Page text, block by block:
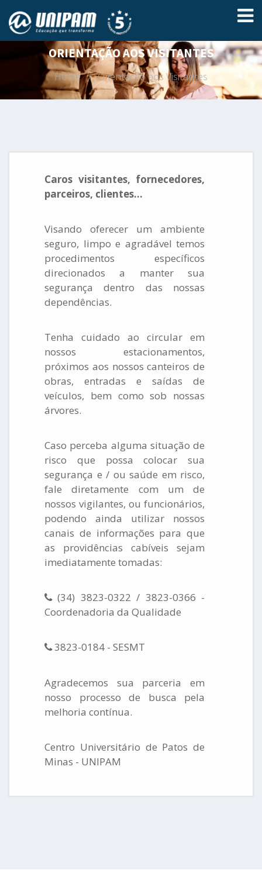
ORIENTAÇÃO AOS VISITANTES
Home Orientação aos Visitantes
Caros visitantes, fornecedores,
parceiros, clientes...
Visando oferecer um ambiente
seguro, limpo e agradável temos
procedimentos específicos
direcionados a manter sua
segurança dentro das nossas
dependências.
Tenha cuidado ao circular em
nossos estacionamentos,
próximos aos nossos canteiros de
obras, entradas e saídas de
veículos, bem como sob nossas
árvores.
Caso perceba alguma situação de
risco que possa colocar sua
segurança e / ou saúde em risco,
fale diretamente com um de
nossos vigilantes, ou funcionários,
podendo ainda utilizar nossos
canais de informações para que
as providências cabíveis sejam
imediatamente tomadas:
(34) 3823-0322 / 3823-0366 -
Coordenadoria da Qualidade
3823-0184 - SESMT
Agradecemos sua parceria em
nosso processo de busca pela
melhoria contínua.
Centro Universitário de Patos de
Minas - UNIPAM